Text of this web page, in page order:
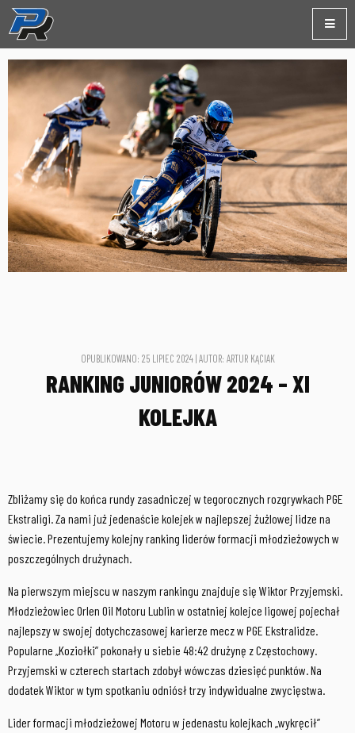
OPUBLIKOWANO: 25 LIPIEC 2024 | AUTOR: ARTUR KĄCIAK
RANKING JUNIORÓW 2024 – XI
KOLEJKA
Zbliżamy się do końca rundy zasadniczej w tegorocznych rozgrywkach PGE
Ekstraligi. Za nami już jedenaście kolejek w najlepszej żużlowej lidze na
świecie. Prezentujemy kolejny ranking liderów formacji młodzieżowych w
poszczególnych drużynach.
Na pierwszym miejscu w naszym rankingu znajduje się Wiktor Przyjemski.
Młodzieżowiec Orlen Oil Motoru Lublin w ostatniej kolejce ligowej pojechał
najlepszy w swojej dotychczasowej karierze mecz w PGE Ekstralidze.
Popularne „Koziołki” pokonały u siebie 48:42 drużynę z Częstochowy.
Przyjemski w czterech startach zdobył wówczas dziesięć punktów. Na
dodatek Wiktor w tym spotkaniu odniósł trzy indywidualne zwycięstwa.
Lider formacji młodzieżowej Motoru w jedenastu kolejkach „wykręcił”